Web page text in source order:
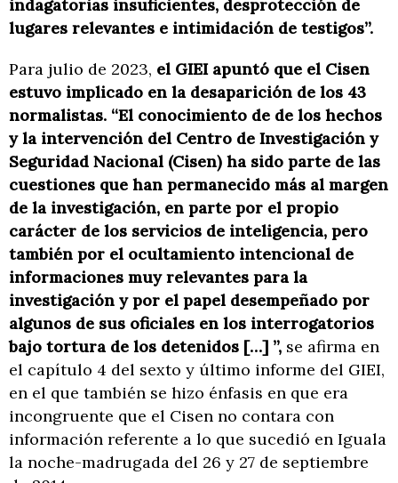
indagatorias insuficientes, desprotección de
lugares relevantes e intimidación de testigos”.
Para julio de 2023, el GIEI apuntó que el Cisen
estuvo implicado en la desaparición de los 43
normalistas. “El conocimiento de de los hechos
y la intervención del Centro de Investigación y
Seguridad Nacional (Cisen) ha sido parte de las
cuestiones que han permanecido más al margen
de la investigación, en parte por el propio
carácter de los servicios de inteligencia, pero
también por el ocultamiento intencional de
informaciones muy relevantes para la
investigación y por el papel desempeñado por
algunos de sus oficiales en los interrogatorios
bajo tortura de los detenidos […] ”, se afirma en
el capítulo 4 del sexto y último informe del GIEI,
en el que también se hizo énfasis en que era
incongruente que el Cisen no contara con
información referente a lo que sucedió en Iguala
la noche-madrugada del 26 y 27 de septiembre